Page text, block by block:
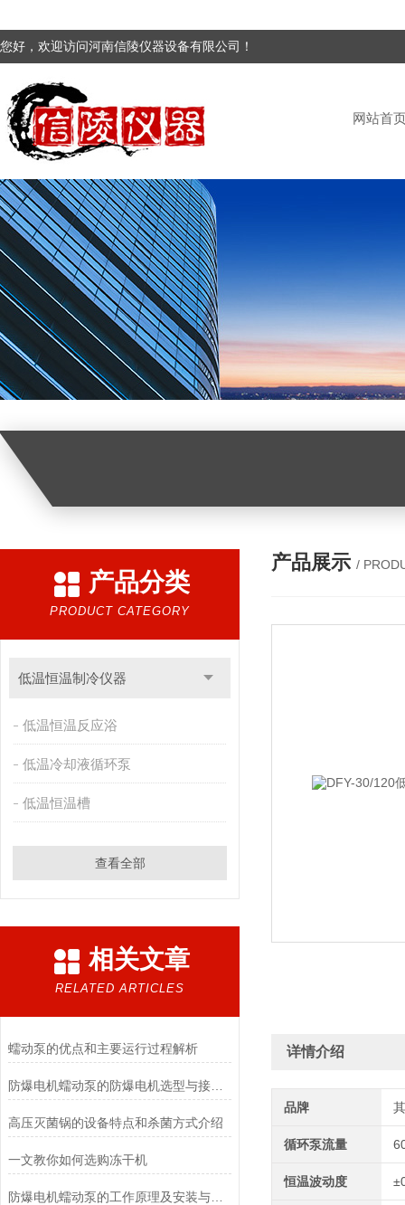
您好，欢迎访问河南信陵仪器设备有限公司！
网站首
产品分类
PRODUCT CATEGORY
低温恒温制冷仪器
低温恒温反应浴
低温冷却液循环泵
低温恒温槽
查看全部
相关文章
RELATED ARTICLES
蠕动泵的优点和主要运行过程解析
防爆电机蠕动泵的防爆电机选型与接线要求
高压灭菌锅的设备特点和杀菌方式介绍
一文教你如何选购冻干机
防爆电机蠕动泵的工作原理及安装与配管
产品展示 /
详情介绍
品牌
循环泵流量
恒温波动度